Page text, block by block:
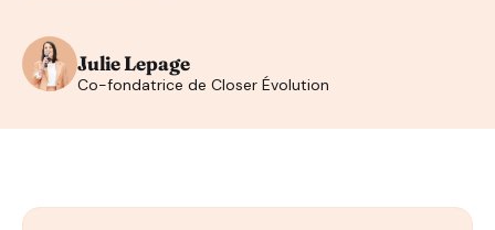
Julie Lepage
Co-fondatrice de Closer Évolution